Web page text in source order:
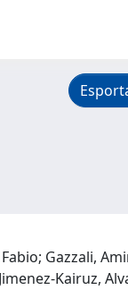
Gazzali,
Kairuz,